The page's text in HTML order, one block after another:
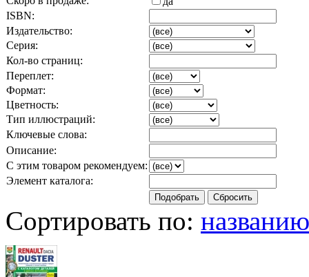
ISBN:
Издательство:
Серия:
Кол-во страниц:
Переплет:
Формат:
Цветность:
Тип иллюстраций:
Ключевые слова:
Описание:
С этим товаром рекомендуем:
Элемент каталога:
Сортировать по: названию